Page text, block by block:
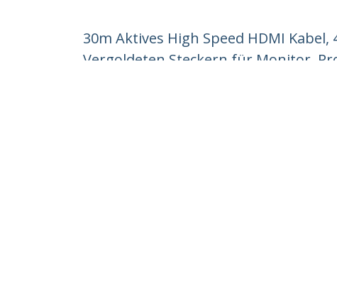
30m Aktives High Speed HDMI Kabel,
Vergoldeten Steckern für Monitor,